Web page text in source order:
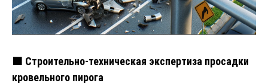
🟧 Строительно-техническая экспертиза просадки
кровельного пирога